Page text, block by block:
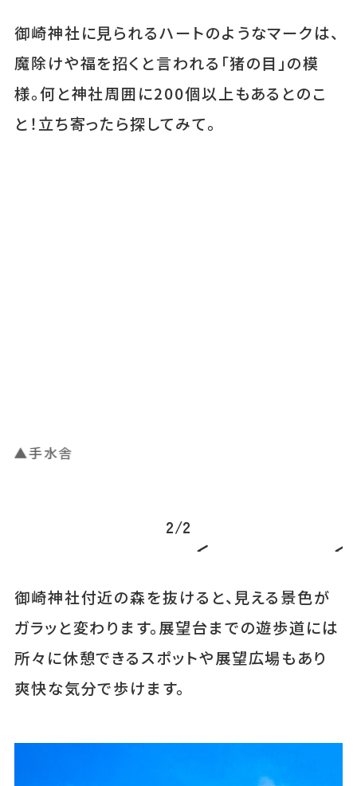
御崎神社に見られるハートのようなマークは、
魔除けや福を招くと言われる「猪の目」の模
様。何と神社周囲に200個以上もあるとのこ
と！立ち寄ったら探してみて。
▲手水舎
2/2
御崎神社付近の森を抜けると、見える景色が
ガラッと変わります。展望台までの遊歩道には
所々に休憩できるスポットや展望広場もあり
爽快な気分で歩けます。